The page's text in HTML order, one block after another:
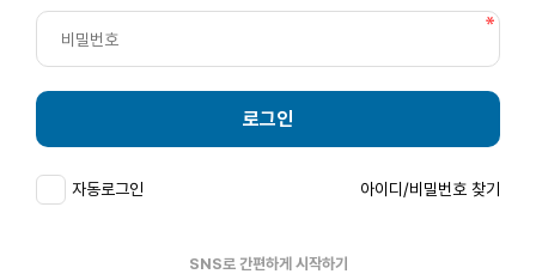
로그인
자동로그인 아이디/비밀번호 찾기
SNS로 간편하게 시작하기